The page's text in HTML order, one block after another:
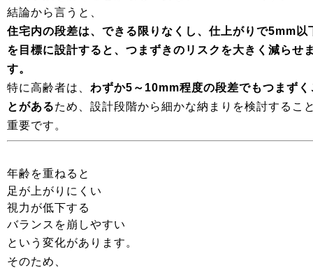
結論から言うと、
住宅内の段差は、できる限りなくし、仕上がりで5mm以
を目標に設計すると、つまずきのリスクを大きく減らせ
す。
特に高齢者は、 わずか5～10mm程度の段差でもつまずく
とがあるため、設計段階から細かな納まりを検討するこ
重要です。
年齢を重ねると
足が上がりにくい
視力が低下する
バランスを崩しやすい
という変化があります。
そのため、